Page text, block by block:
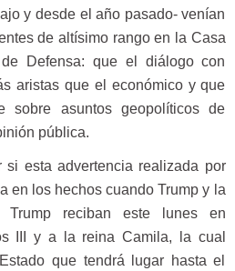
y desde el año pasado- venían
de altísimo rango en la Casa
Defensa: que el diálogo con
aristas que el económico y que
sobre asuntos geopolíticos de
pública.
si esta advertencia realizada por
en los hechos cuando Trump y la
Trump reciban este lunes en
III y a la reina Camila, la cual
que tendrá lugar hasta el